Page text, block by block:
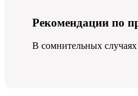
Рекомендации по
В сомнительных